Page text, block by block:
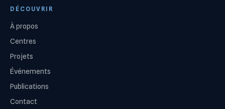
DÉCOUVRIR
À propos
Centres
Projets
Événements
Publications
Contact